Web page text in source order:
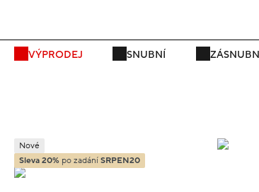
VÝPRODEJ SNUBNÍ ZÁSNUBNÍ
Nové
Sleva 20% po zadání SRPEN20